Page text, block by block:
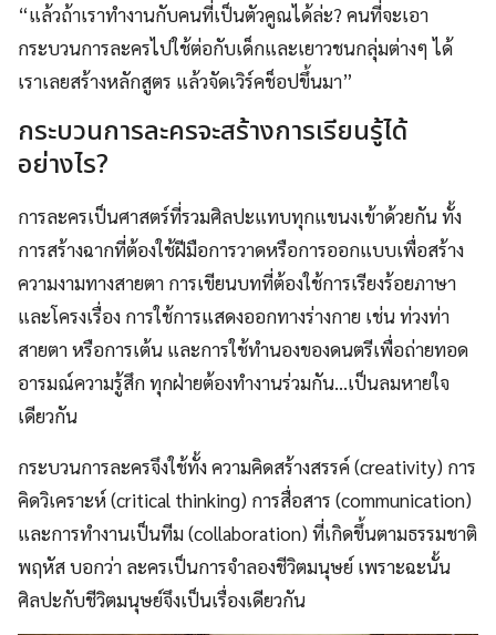
“แล้วถ้าเราทำงานกับคนที่เป็นตัวคูณได้ล่ะ? คนที่จะเอา
กระบวนการละครไปใช้ต่อกับเด็กและเยาวชนกลุ่มต่างๆ ได้
เราเลยสร้างหลักสูตร แล้วจัดเวิร์คช็อปขึ้นมา”
กระบวนการละครจะสร้างการเรียนรู้ได้
อย่างไร?
การละครเป็นศาสตร์ที่รวมศิลปะแทบทุกแขนงเข้าด้วยกัน ทั้ง
การสร้างฉากที่ต้องใช้ฝีมือการวาดหรือการออกแบบเพื่อสร้าง
ความงามทางสายตา การเขียนบทที่ต้องใช้การเรียงร้อยภาษา
และโครงเรื่อง การใช้การแสดงออกทางร่างกาย เช่น ท่วงท่า
สายตา หรือการเต้น และการใช้ทำนองของดนตรีเพื่อถ่ายทอด
อารมณ์ความรู้สึก ทุกฝ่ายต้องทำงานร่วมกัน…เป็นลมหายใจ
เดียวกัน
กระบวนการละครจึงใช้ทั้ง ความคิดสร้างสรรค์ (creativity) การ
คิดวิเคราะห์ (critical thinking) การสื่อสาร (communication)
และการทำงานเป็นทีม (collaboration) ที่เกิดขึ้นตามธรรมชาติ
พฤหัส บอกว่า ละครเป็นการจำลองชีวิตมนุษย์ เพราะฉะนั้น
ศิลปะกับชีวิตมนุษย์จึงเป็นเรื่องเดียวกัน